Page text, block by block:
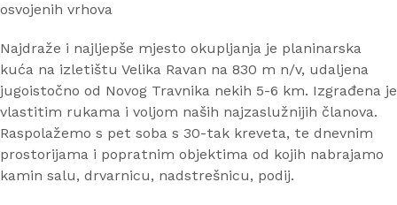
osvojenih vrhova
Najdraže i najljepše mjesto okupljanja je planinarska
kuća na izletištu Velika Ravan na 830 m n/v, udaljena
jugoistočno od Novog Travnika nekih 5-6 km. Izgrađena je
vlastitim rukama i voljom naših najzaslužnijih članova.
Raspolažemo s pet soba s 30-tak kreveta, te dnevnim
prostorijama i popratnim objektima od kojih nabrajamo
kamin salu, drvarnicu, nadstrešnicu, podij.